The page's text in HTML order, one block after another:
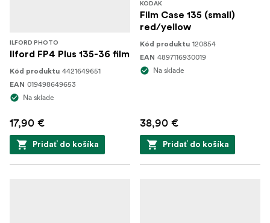
ILFORD PHOTO
Ilford FP4 Plus 135-36 film
Kód produktu 4421649651
EAN 019498649653
Na sklade
17,90 €
Pridať do košíka
KODAK
Film Case 135 (small)
red/yellow
Kód produktu 120854
EAN 4897116930019
Na sklade
38,90 €
Pridať do košíka